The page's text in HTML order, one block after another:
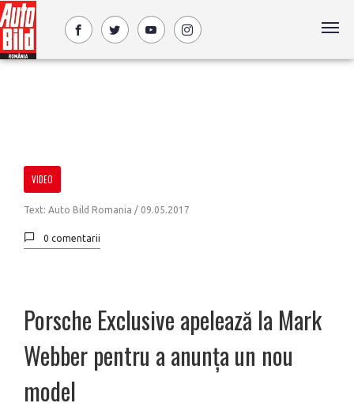
VIDEO
Text: Auto Bild Romania / 09.05.2017
0 comentarii
Porsche Exclusive apelează la Mark
Webber pentru a anunța un nou
model